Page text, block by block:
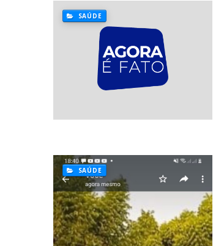
SAÚDE
SAÚDE